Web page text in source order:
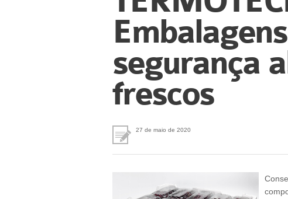
segurança
frescos
27 de maio de 2020